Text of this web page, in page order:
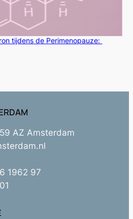
tijdens de Perimenopauze:
AZ Amsterdam
1962 97